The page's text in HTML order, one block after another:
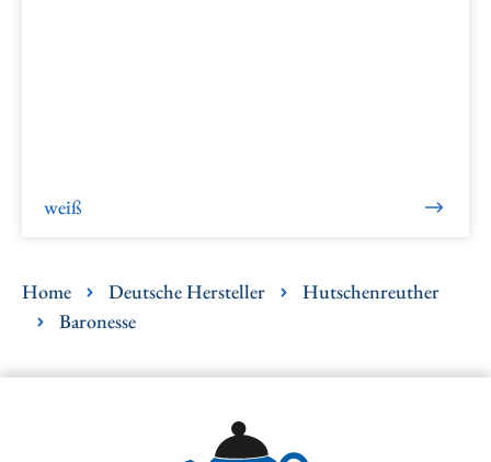
weiß
Home Deutsche Hersteller
Hutschenreuther
Baronesse